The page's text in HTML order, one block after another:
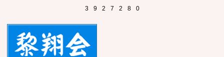
3 9 2 7 2 8 0